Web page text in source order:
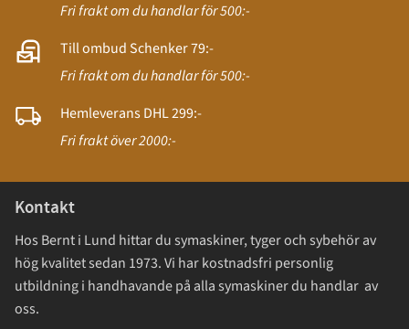
Fri frakt om du handlar för 500:-
Till ombud Schenker 79:-
Fri frakt om du handlar för 500:-
Hemleverans DHL 299:-
Fri frakt över 2000:-
Kontakt
Hos Bernt i Lund hittar du symaskiner, tyger och sybehör av
hög kvalitet sedan 1973. Vi har kostnadsfri personlig
utbildning i handhavande på alla symaskiner du handlar av
oss.